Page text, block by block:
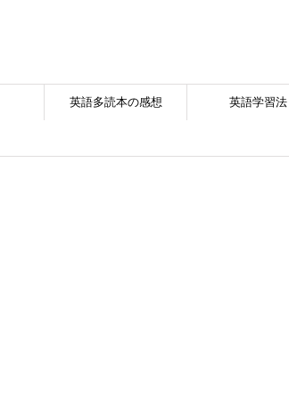
英語多読本の感想 英語学習法